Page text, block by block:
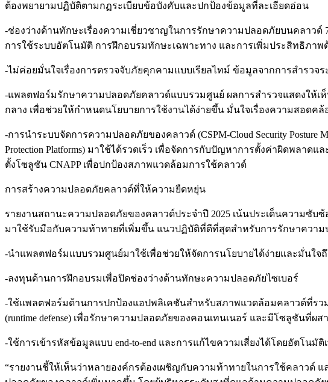
ต้องพยายามปฏิบัติตามกฏระเบียบข้อบังคับและปกป้องข้อมูลที่ละเอียดอ่อน
-ช่องว่างด้านทักษะเรื่องความเชี่ยวชาญในการรักษาความปลอดภัยบนคลาว
การใช้ระบบอัตโนมัติ การฝึกอบรมทักษะเฉพาะทาง และการเพิ่มประสิทธิภาพ
-ไม่ค่อยมั่นใจเรื่องการตรวจจับภัยคุกคามแบบเรียลไทม์ ข้อมูลจากการสำรว
-แพลตฟอร์มรักษาความปลอดภัยคลาวด์แบบรวมศูนย์ ผลการสำรวจแสดงให้
กลาง เพื่อช่วยให้กำหนดนโยบายการใช้งานได้ง่ายขึ้น มั่นใจเรื่องความสอด
-การนำระบบจัดการความปลอดภัยของคลาวด์ (CSPM-Cloud Security
Protection Platforms) มาใช้ได้รวดเร็ว เพื่อจัดการกับปัญหาการตั้งค่าผิดพลา
ตั้งโซลูชัน CNAPP เพื่อปกป้องสภาพแวดล้อมการใช้คลาวด์
การสร้างความปลอดภัยคลาวด์ที่ให้ความยืดหยุ่น
รายงานสถานะความปลอดภัยของคลาวด์ประจำปี 2025 เน้นประเด็นความซั
มาใช้รับมือกับความท้าทายที่เพิ่มขึ้น แนวปฏิบัติที่ดีที่สุดสำหรับการรักษาควา
-นำแพลตฟอร์มแบบรวมศูนย์มาใช้เพื่อช่วยให้จัดการนโยบายได้ง่ายและมั่นใจ
-ลงทุนด้านการฝึกอบรมเพื่อปิดช่องว่างด้านทักษะความปลอดภัยไซเบอร์
-ใช้แพลตฟอร์มด้านการปกป้องแอปพลิเคชันสำหรับสภาพแวดล้อมคลาวด์ที่รว
(runtime defense) เพื่อรักษาความปลอดภัยของคอนเทนเนอร์ และมีโซลูชัน
-ใช้การเข้ารหัสข้อมูลแบบ end-to-end และการแก้ไขความเสี่ยงได้โดยอัตโน
“รายงานชี้ให้เห็นว่าหลายองค์กรต้องเผชิญกับความท้าทายในการใช้คลาวด์